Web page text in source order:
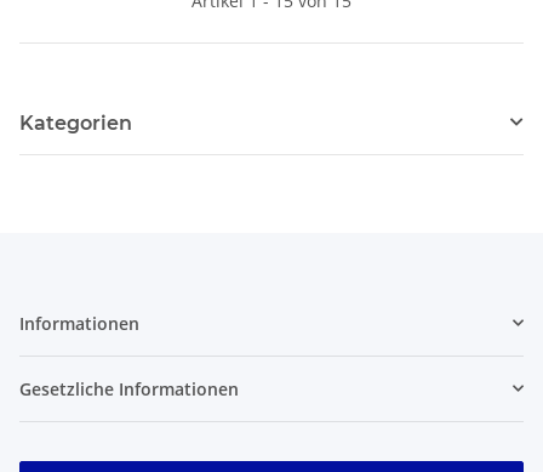
Kategorien
Informationen
Gesetzliche Informationen